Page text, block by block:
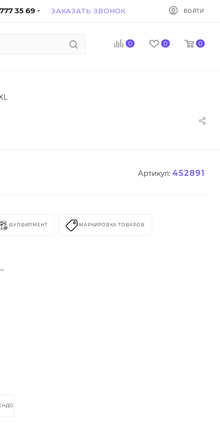
35 69 ЗАКАЗАТЬ ЗВОНОК ВОЙТИ
0 0 0
Артикул: 452891
ФУЛФИЛМЕНТ МАРКИРОВКА ТОВАРОВ